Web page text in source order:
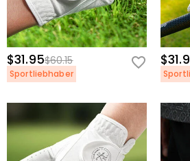
$31.95$60.15
Sportliebhaber